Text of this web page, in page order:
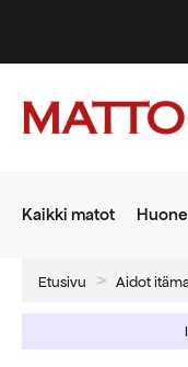
Kaikki matot
Etusivu Aidot